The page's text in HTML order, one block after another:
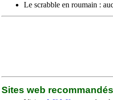
Le scrabble en roumain :
Sites web recommandés